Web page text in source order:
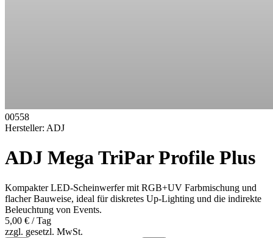
00558
Hersteller: ADJ
ADJ Mega TriPar Profile Plus
Kompakter LED-Scheinwerfer mit RGB+UV Farbmischung und
flacher Bauweise, ideal für diskretes Up-Lighting und die indirekte
Beleuchtung von Events.
5,00 € / Tag
zzgl. gesetzl. MwSt.